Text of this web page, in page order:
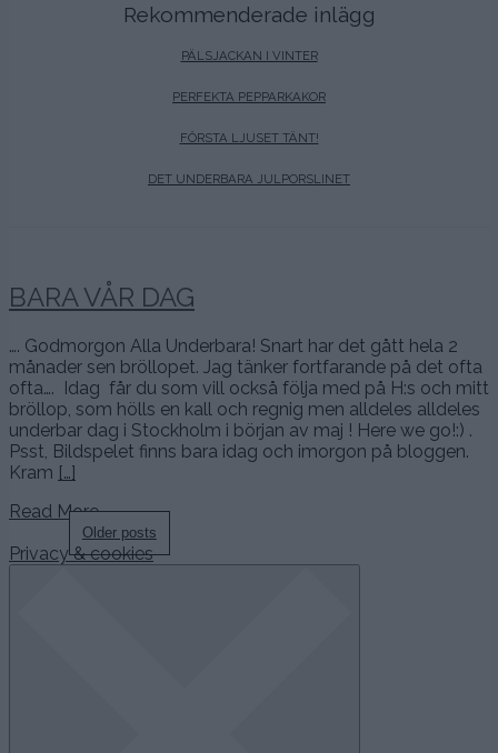
Rekommenderade inlägg
PÄLSJACKAN I VINTER
PERFEKTA PEPPARKAKOR
FÖRSTA LJUSET TÄNT!
DET UNDERBARA JULPORSLINET
BARA VÅR DAG
…. Godmorgon Alla Underbara! Snart har det gått hela 2
månader sen bröllopet. Jag tänker fortfarande på det ofta
ofta…. Idag får du som vill också följa med på H:s och mitt
bröllop, som hölls en kall och regnig men alldeles alldeles
underbar dag i Stockholm i början av maj ! Here we go!:) .
Psst, Bildspelet finns bara idag och imorgon på bloggen.
Kram […]
Read More…
navigation
Older posts
Privacy & cookies